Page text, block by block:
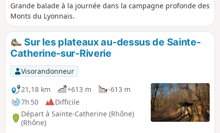
Grande balade à la journée dans la campagne profonde des
Monts du Lyonnais.
Sur les plateaux au-dessus de Sainte-
Catherine-sur-Riverie
Visorandonneur
21,18 km
+613 m
-613 m
7h 50
Difficile
Départ à Sainte-Catherine (Rhône)
(Rhône)